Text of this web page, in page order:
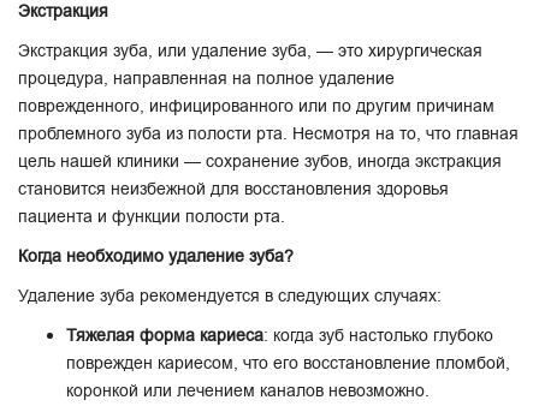
Экстракция
Экстракция зуба, или удаление зуба, — это хирургическая
процедура, направленная на полное удаление
поврежденного, инфицированного или по другим причинам
проблемного зуба из полости рта. Несмотря на то, что главная
цель нашей клиники — сохранение зубов, иногда экстракция
становится неизбежной для восстановления здоровья
пациента и функции полости рта.
Когда необходимо удаление зуба?
Удаление зуба рекомендуется в следующих случаях:
Тяжелая форма кариеса: когда зуб настолько глубоко
поврежден кариесом, что его восстановление пломбой,
коронкой или лечением каналов невозможно.